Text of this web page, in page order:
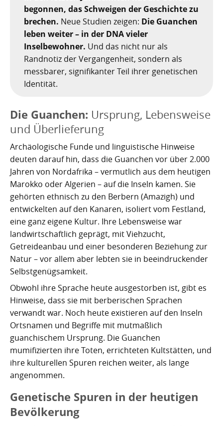
Los Gigantes
Das Observatorium
Pyramiden von Güímar
Giftige Insekten und Spinnen auf den Kanaren
Riesenkalmare in den Gewässern um die Kanarischen
Inseln
Garachico
Granadilla de Abona
Güímar
Guía de Isora
La Guancha
La Orotava
La Victoria de Acentejo
Los Realejos
Los Silos
Puerto de la Cruz
San Cristóbal de La Laguna
San Juan de la Rambla
San Miguel de Abona
Santa Cruz de Tenerife
Santa Úrsula
Santiago del Teide
Achamán - Himmelsgott der Guanchen
Guayota - Teide, Feuer und die Logik der Angst
Magec - Sonne, Licht und Kalenderwissen
Chaxiraxi - Muttergöttin der Guanchen
San Borondón
Wie Kastilien die Kanarischen Inseln unterwarf
Die Schlachten um Teneriffa
Der Widerstand
Piratenangriffe auf Teneriffa im 16. Jahrhundert
François Le Clerc
Amaro Pargo
Garachico 1706
Die Schlacht von Santa Cruz 1797
Kartoffelrevolution 1846
Verworfenes Exil
Franco auf Teneriffa
Thor Heyerdahl und die Pyramiden von Güímar
Nachhaltig bauen und sanieren auf den Kanaren
Walbeobachtung statt Show
Star Wars auf Teneriffa?
Ferienwohnungen legal vermieten
Finca oder Ferienhaus?
Die Cochenille-Schildlaus
Zwischen Urlaubsparadies und Quantenwunder
Die Geologie Teneriffas
Die Guanchen
Legenden, Geheimnisse und die stille Logik Teneriffas
La Palma und die Tsunami-Erzählung
begonnen, das Schweigen der Geschichte zu
brechen. Neue Studien zeigen: Die Guanchen
leben weiter – in der DNA vieler
Inselbewohner. Und das nicht nur als
Randnotiz der Vergangenheit, sondern als
messbarer, signifikanter Teil ihrer genetischen
Identität.
Die Guanchen: Ursprung, Lebensweise
und Überlieferung
Archäologische Funde und linguistische Hinweise
deuten darauf hin, dass die Guanchen vor über 2.000
Jahren von Nordafrika – vermutlich aus dem heutigen
Marokko oder Algerien – auf die Inseln kamen. Sie
gehörten ethnisch zu den Berbern (Amazigh) und
entwickelten auf den Kanaren, isoliert vom Festland,
eine ganz eigene Kultur. Ihre Lebensweise war
landwirtschaftlich geprägt, mit Viehzucht,
Getreideanbau und einer besonderen Beziehung zur
Natur – vor allem aber lebten sie in beeindruckender
Selbstgenügsamkeit.
Obwohl ihre Sprache heute ausgestorben ist, gibt es
Hinweise, dass sie mit berberischen Sprachen
verwandt war. Noch heute existieren auf den Inseln
Ortsnamen und Begriffe mit mutmaßlich
guanchischem Ursprung. Die Guanchen
mumifizierten ihre Toten, errichteten Kultstätten, und
ihre kulturellen Spuren reichen weiter, als lange
angenommen.
Genetische Spuren in der heutigen
Bevölkerung